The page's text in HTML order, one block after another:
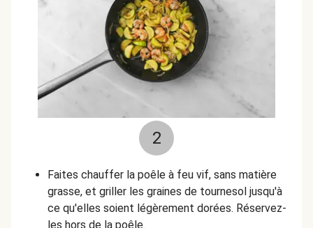
2
Faites chauffer la poêle à feu vif, sans matière
grasse, et griller les graines de tournesol jusqu'à
ce qu'elles soient légèrement dorées. Réservez-
les hors de la poêle.